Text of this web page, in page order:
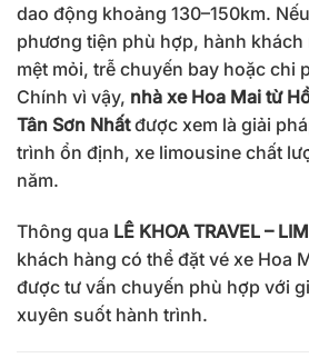
dao động khoảng 130–150km.
phương tiện phù hợp, hành khách
mệt mỏi, trễ chuyến bay hoặc chi
Chính vì vậy, nhà xe Hoa Mai từ
Tân Sơn Nhấtđược xem là giải
trình ổn định, xe limousine chất
năm.
Thông qua LÊ KHOA TRAVEL –
khách hàng có thể đặt vé xe Hoa
được tư vấn chuyến phù hợp với
xuyên suốt hành trình.